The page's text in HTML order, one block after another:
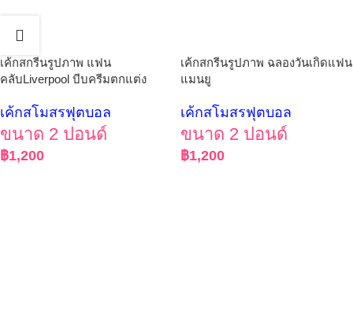
เค้กสกรีนรูปภาพ แฟน
คลับLiverpool บีบครีมตกแต่ง
เค้กสโมสรฟุตบอล
ขนาด 2 ปอนด์
฿1,200
เค้กสกรีนรูปภาพ ฉลองวันเกิดแฟน
แมนยู
เค้กสโมสรฟุตบอล
ขนาด 2 ปอนด์
฿1,200